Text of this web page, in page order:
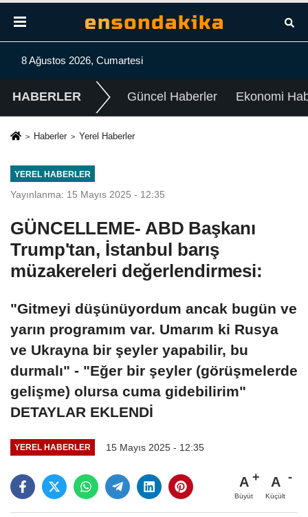
8 Ağustos 2026, Cumartesi
HABERLER Güncel Haberler Ekonomi
Haberler Yerel Haberler
YEREL HABERLER
Yayınlanma: 15 Mayıs 2025 - 12:35
GÜNCELLEME- ABD Başkanı
Trump'tan, İstanbul barış
müzakereleri değerlendirmesi:
"Gitmeyi düşünüyordum ancak bugün ve
yarın programım var. Umarım ki Rusya
ve Ukrayna bir şeyler yapabilir, bu
durmalı" - "Eğer bir şeyler (görüşmelerde
gelişme) olursa cuma gidebilirim"
DETAYLAR EKLENDİ
YEREL HABERLER 15 Mayıs 2025 - 12:35
A
Büyüt
A
Küçült